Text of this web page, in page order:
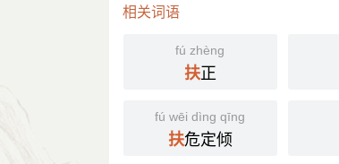
相关词语
fú zhèng
扶正
fú wēi dìng qīng
扶危定倾